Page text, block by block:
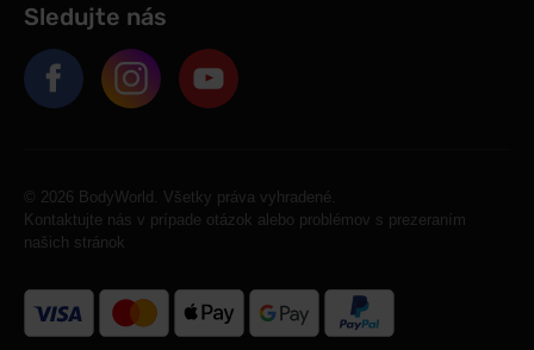
Sledujte nás
© 2026 BodyWorld. Všetky práva vyhradené.
Kontaktujte nás v prípade otázok alebo problémov s prezeraním
našich stránok